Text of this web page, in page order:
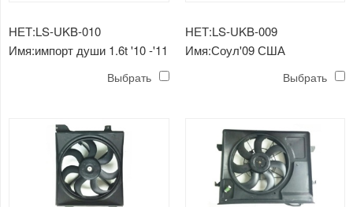
НЕТ:LS-UKB-010
Имя:импорт души 1.6t '10 -'11
Выбрать
НЕТ:LS-UKB-009
Имя:Соул'09 США
Выбрать